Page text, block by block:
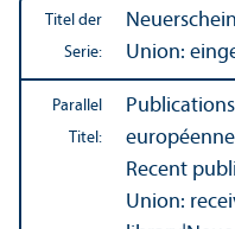
Titel der
Serie:
Union:
Parallel
Titel:
Recent
Union: